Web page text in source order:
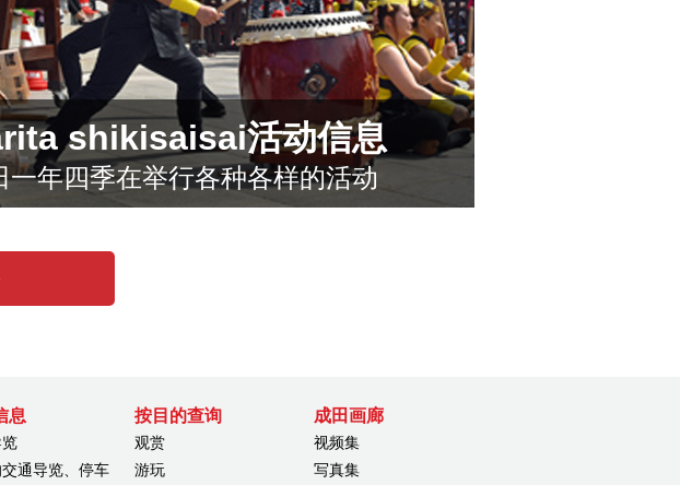
shikisaisai活动信息
一年四季在举行各种各样的活动
息
通导览、停车
按目的查询
观赏
游玩
成田画廊
视频集
写真集